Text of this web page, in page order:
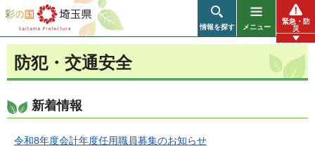
彩の国 埼玉県
情報を探す メニュー
緊急・防
災
防犯・交通安全
新着情報
令和8年度会計年度任用職員募集のお知らせ